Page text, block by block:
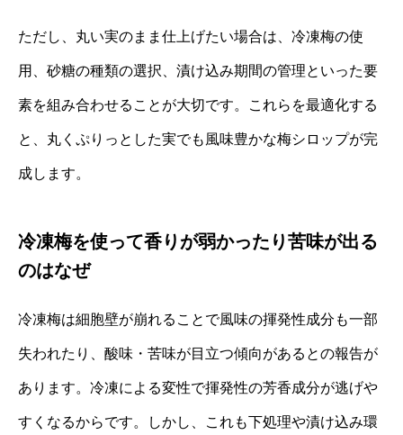
ただし、丸い実のまま仕上げたい場合は、冷凍梅の使
用、砂糖の種類の選択、漬け込み期間の管理といった要
素を組み合わせることが大切です。これらを最適化する
と、丸くぷりっとした実でも風味豊かな梅シロップが完
成します。
冷凍梅を使って香りが弱かったり苦味が出る
のはなぜ
冷凍梅は細胞壁が崩れることで風味の揮発性成分も一部
失われたり、酸味・苦味が目立つ傾向があるとの報告が
あります。冷凍による変性で揮発性の芳香成分が逃げや
すくなるからです。しかし、これも下処理や漬け込み環